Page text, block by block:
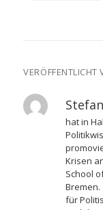
VERÖFFENTLICHT
hat in
Krisen
School
für